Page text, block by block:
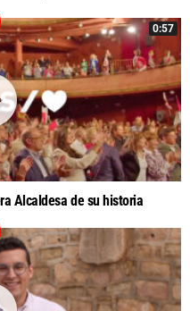
0:57
Alcaldesa de su historia